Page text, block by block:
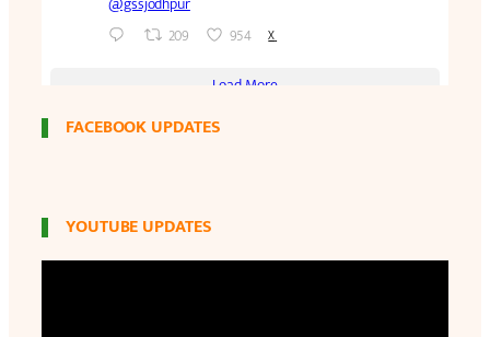
FACEBOOK UPDATES
YOUTUBE UPDATES